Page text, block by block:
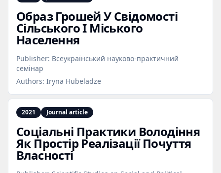
Образ Грошей У Свідомості
Сільського І Міського
Населення
Publisher: Всеукраїнський науково-практичний
семінар
Authors: Iryna Hubeladze
2021 Journal article
Соціальні Практики Володіння
Як Простір Реалізації Почуття
Власності